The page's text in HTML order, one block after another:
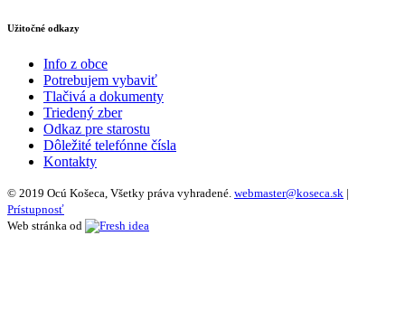
Užitočné odkazy
Info z obce
Potrebujem vybaviť
Tlačivá a dokumenty
Triedený zber
Odkaz pre starostu
Dôležité telefónne čísla
Kontakty
© 2019 Ocú Košeca, Všetky práva vyhradené. webmaster@koseca.sk |
Prístupnosť
Web stránka od